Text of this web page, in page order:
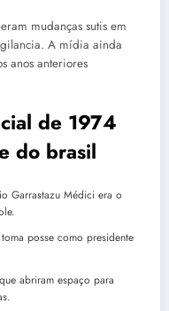
mudanças sutis em
A mídia ainda
anos anteriores
de 1974
do brasil
Garrastazu Médici era o
posse como presidente
abriram espaço para